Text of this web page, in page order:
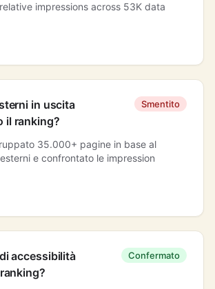
impressions across 53K data
in uscita
il ranking?
Smentito
35.000+ pagine in base al
e confrontato le impression
accessibilità
Confermato